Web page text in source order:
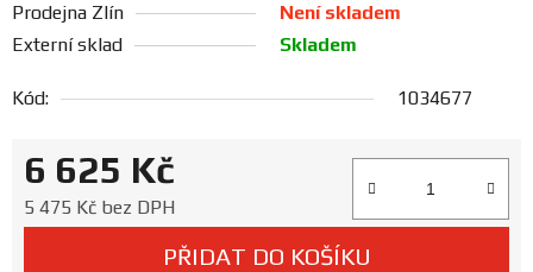
Externí sklad Skladem
Prodejna Zlín
Není skladem
Kód: 1034677
6 625 Kč
5 475 Kč bez DPH
PŘIDAT DO KOŠÍKU